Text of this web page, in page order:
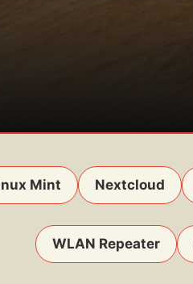
Mint Nextcloud
WLAN Repeater